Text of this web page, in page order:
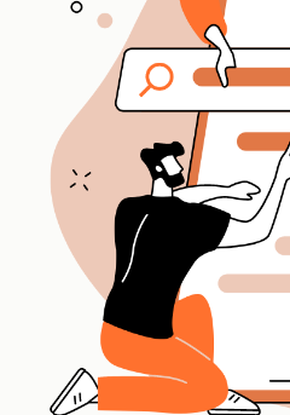
и эмоциональный контент.
дизайнеров и копирайтеров
материалы, которые
аудиторией и вызывать у нее
пики
и заранее планируем
праздникам и событиям. Это
использовать пиковые периоды